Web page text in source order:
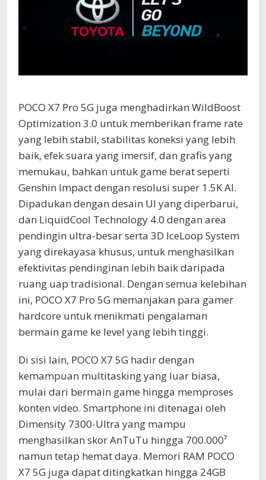
POCO X7 Pro 5G juga menghadirkan WildBoost
Optimization 3.0 untuk memberikan frame rate
yang lebih stabil, stabilitas koneksi yang lebih
baik, efek suara yang imersif, dan grafis yang
memukau, bahkan untuk game berat seperti
Genshin Impact dengan resolusi super 1.5K AI.
Dipadukan dengan desain UI yang diperbarui,
dan LiquidCool Technology 4.0 dengan area
pendingin ultra-besar serta 3D IceLoop System
yang direkayasa khusus, untuk menghasilkan
efektivitas pendinginan lebih baik daripada
ruang uap tradisional. Dengan semua kelebihan
ini, POCO X7 Pro 5G memanjakan para gamer
hardcore untuk menikmati pengalaman
bermain game ke level yang lebih tinggi.
Di sisi lain, POCO X7 5G hadir dengan
kemampuan multitasking yang luar biasa,
mulai dari bermain game hingga memproses
konten video. Smartphone ini ditenagai oleh
Dimensity 7300-Ultra yang mampu
menghasilkan skor AnTuTu hingga 700.000⁷
namun tetap hemat daya. Memori RAM POCO
X7 5G juga dapat ditingkatkan hingga 24GB